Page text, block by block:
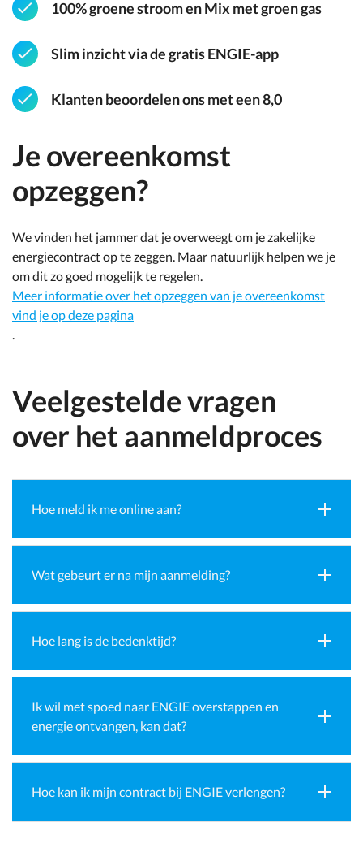
100% groene stroom en Mix met groen gas
Slim inzicht via de gratis ENGIE-app
Klanten beoordelen ons met een 8,0
Je overeenkomst
opzeggen?
We vinden het jammer dat je overweegt om je zakelijke
energiecontract op te zeggen. Maar natuurlijk helpen we je
om dit zo goed mogelijk te regelen.
Meer informatie over het opzeggen van je overeenkomst
vind je op deze pagina
.
Veelgestelde vragen
over het aanmeldproces
Hoe meld ik me online aan?
Wat gebeurt er na mijn aanmelding?
Hoe lang is de bedenktijd?
Ik wil met spoed naar ENGIE overstappen en
energie ontvangen, kan dat?
Hoe kan ik mijn contract bij ENGIE verlengen?